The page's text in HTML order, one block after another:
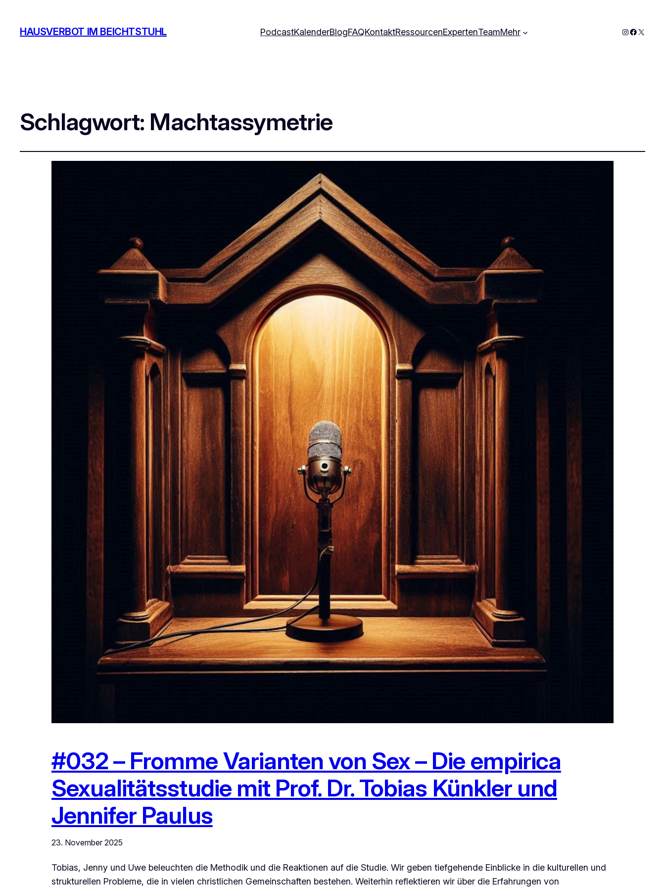
HAUSVERBOT IM BEICHTSTUHL PodcastKalenderBlogFAQKontaktRessourcenExpertenTeamMehr Instagram
X
Schlagwort: Machtassymetrie
#032 – Fromme Varianten von Sex – Die empirica
Sexualitätsstudie mit Prof. Dr. Tobias Künkler und
Jennifer Paulus
23. November 2025
Tobias, Jenny und Uwe beleuchten die Methodik und die Reaktionen auf die Studie. Wir geben tiefgehende Einblicke in die kulturellen und
strukturellen Probleme, die in vielen christlichen Gemeinschaften bestehen. Weiterhin reflektieren wir über die Erfahrungen von